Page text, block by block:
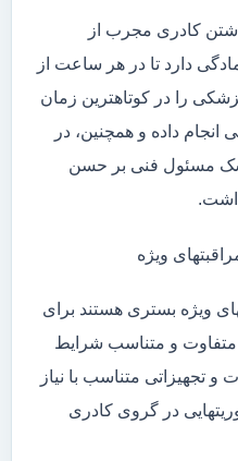
داشتن کادری مجرب از
دارد تا در هر ساعت از
را در کوتاهترین زمان
داده و همچنین، در
مسئول فنی بر حسن
ویژه
ویژه بستری هستند برای
متفاوت و متناسب شرایط
و تجهیزاتی متناسب با نیاز
در گروی کادری